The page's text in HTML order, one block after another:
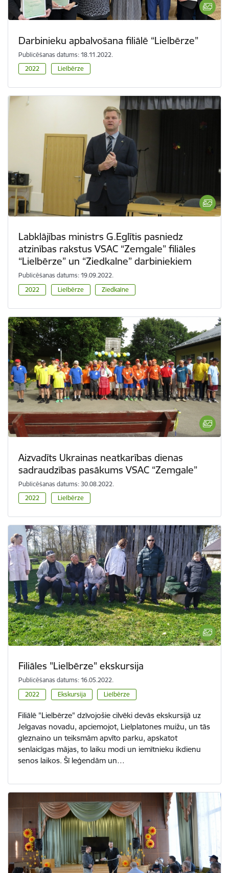
Darbinieku apbalvošana filiālē “Lielbērze”
Publicēšanas datums: 18.11.2022.
2022
Lielbērze
Labklājības ministrs G.Eglītis pasniedz
atzinības rakstus VSAC “Zemgale” filiāles
“Lielbērze” un “Ziedkalne” darbiniekiem
Publicēšanas datums: 19.09.2022.
2022
Lielbērze Ziedkalne
Aizvadīts Ukrainas neatkarības dienas
sadraudzības pasākums VSAC “Zemgale”
Publicēšanas datums: 30.08.2022.
2022
Lielbērze
Filiāles "Lielbērze" ekskursija
Publicēšanas datums: 16.05.2022.
2022
Ekskursija Lielbērze
Filiālē "Lielbērze" dzīvojošie cilvēki devās ekskursijā uz
Jelgavas novadu, apciemojot, Lielplatones muižu, un tās
gleznaino un teiksmām apvīto parku, apskatot
senlaicīgas mājas, to laiku modi un iemītnieku ikdienu
senos laikos. Šī leģendām un…